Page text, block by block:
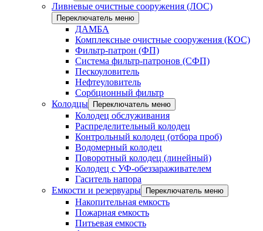
Ливневые очистные сооружения (ЛОС)
Переключатель меню
ДАМБА
Комплексные очистные сооружения (КОС)
Фильтр-патрон (ФП)
Система фильтр-патронов (СФП)
Пескоуловитель
Нефтеуловитель
Сорбционный фильтр
Колодцы
Переключатель меню
Колодец обслуживания
Распределительный колодец
Контрольный колодец (отбора проб)
Водомерный колодец
Поворотный колодец (линейный)
Колодец с УФ-обеззараживателем
Гаситель напора
Емкости и резервуары
Переключатель меню
Накопительная емкость
Пожарная емкость
Питьевая емкость